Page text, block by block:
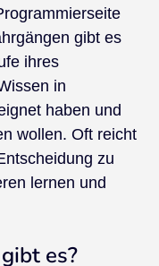
gibt es
ihres
in
haben und
wollen. Oft reicht
zu
lernen und
es?